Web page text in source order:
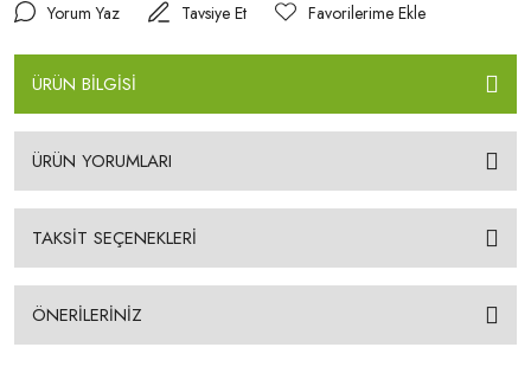
Yorum Yaz Tavsiye Et
ÜRÜN BİLGİSİ
ÜRÜN YORUMLARI
TAKSİT SEÇENEKLERİ
ÖNERİLERİNİZ